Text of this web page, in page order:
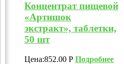
Концентрат пищевой
«Артишок
экстракт», таблетки,
50 шт
Цена:852.00 Р Подробнее